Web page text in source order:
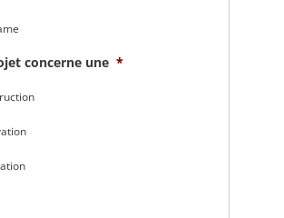
concerne une *